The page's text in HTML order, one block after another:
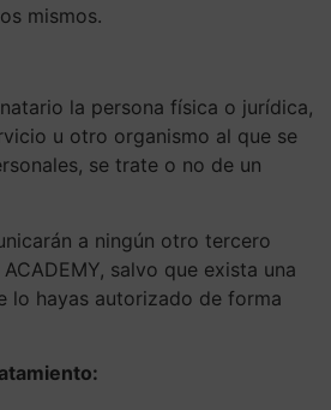
mismos.
la persona física o jurídica,
u otro organismo al que se
se trate o no de un
a ningún otro tercero
ACADEMY, salvo que exista una
lo hayas autorizado de forma